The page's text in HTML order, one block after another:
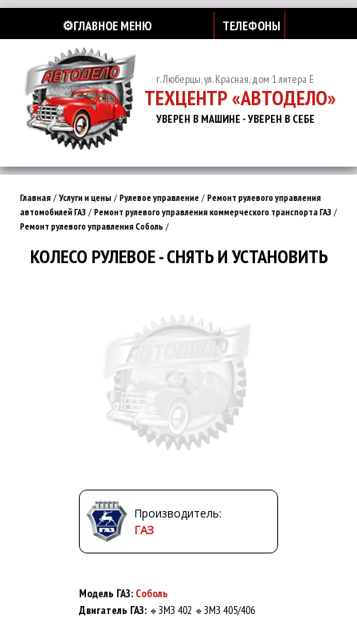
⚙️ГЛАВНОЕ МЕНЮ ТЕЛЕФОНЫ
г. Люберцы, ул. Красная, дом 1 литера Е
ТЕХЦЕНТР «АВТОДЕЛО»
УВЕРЕН В МАШИНЕ - УВЕРЕН В СЕБЕ
Главная / Услуги и цены / Рулевое управление / Ремонт рулевого управления
автомобилей ГАЗ / Ремонт рулевого управления коммерческого транспорта ГАЗ /
Ремонт рулевого управления Соболь /
КОЛЕСО РУЛЕВОЕ - СНЯТЬ И УСТАНОВИТЬ
Производитель:
ГАЗ
Модель ГАЗ: Соболь
Двигатель ГАЗ: 🔹 ЗМЗ 402 🔹 ЗМЗ 405/406